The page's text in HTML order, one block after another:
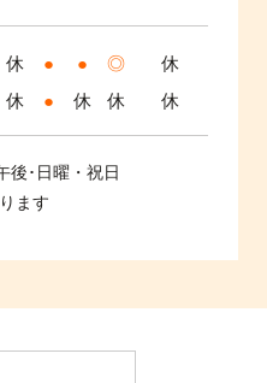
休 ● ● ◎
休
休 ● 休 休 休
後･日曜・祝日
ます